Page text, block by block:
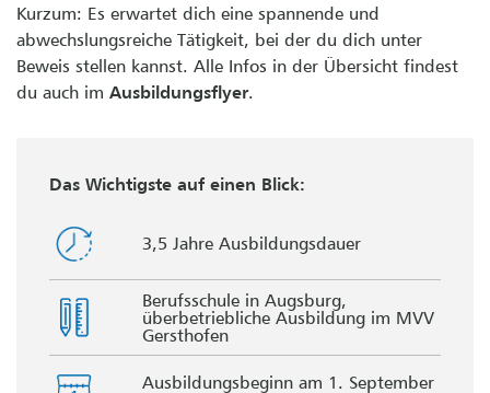
Kurzum: Es erwartet dich eine spannende und
abwechslungsreiche Tätigkeit, bei der du dich unter
Beweis stellen kannst. Alle Infos in der Übersicht findest
du auch im Ausbildungsflyer.
Das Wichtigste auf einen Blick:
3,5 Jahre Ausbildungsdauer
Berufsschule in Augsburg,
überbetriebliche Ausbildung im MVV
Gersthofen
Ausbildungsbeginn am 1. September